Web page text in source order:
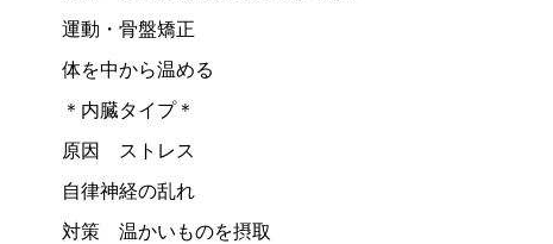
運動・骨盤矯正
体を中から温める
＊内臓タイプ＊
原因 ストレス
自律神経の乱れ
対策 温かいものを摂取